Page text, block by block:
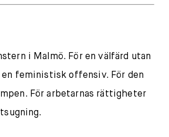
i Malmö. För en välfärd utan
feministisk offensiv. För den
För arbetarnas rättigheter